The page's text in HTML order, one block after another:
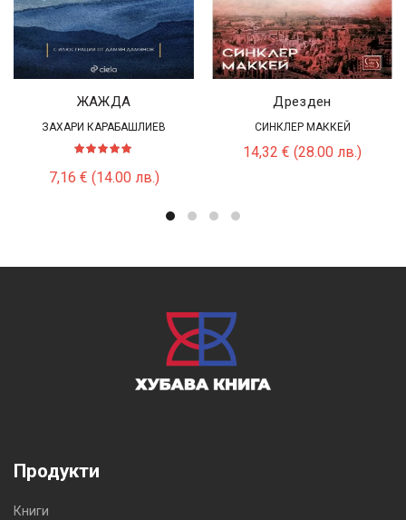
ЖАЖДА
ЗАХАРИ КАРАБАШЛИЕВ
7,16 € (14.00 лв.)
Дрезден
СИНКЛЕР МАККЕЙ
14,32 € (28.00 лв.)
Продукти
Книги